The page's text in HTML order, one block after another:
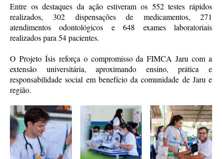
Entre os destaques da ação estiveram os 552 testes rápidos
realizados, 302 dispensações de medicamentos, 271
atendimentos odontológicos e 648 exames laboratoriais
realizados para 54 pacientes.
O Projeto Ísis reforça o compromisso da FIMCA Jaru com a
extensão universitária, aproximando ensino, prática e
responsabilidade social em benefício da comunidade de Jaru e
região.